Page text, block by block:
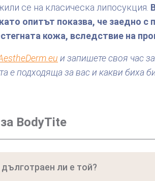
се на класическа липосукция.
опитът показва, че заедно с
кожа, вследствие на
и запишете своя час
е подходяща за вас и какви биха
BodyTite
ли е той?